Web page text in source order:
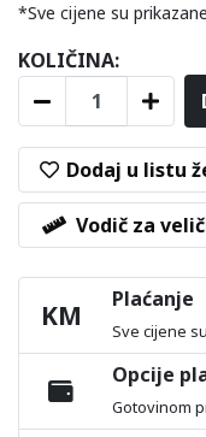
*Sve cijene su
KOLIČINA:
Dodaj u listu
Vodič za
KM Plaćanje
Sve cijene
Opcije
Gotovinom